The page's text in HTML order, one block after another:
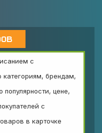
с
брендам,
цене,
с
в карточке